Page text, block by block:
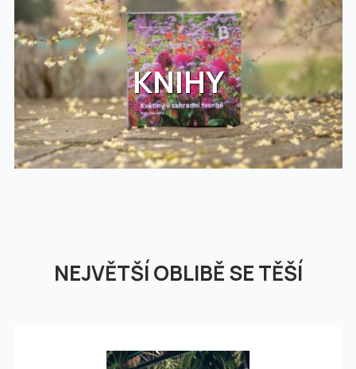
KNIHY
NEJVĚTŠÍ OBLIBĚ SE TĚŠÍ